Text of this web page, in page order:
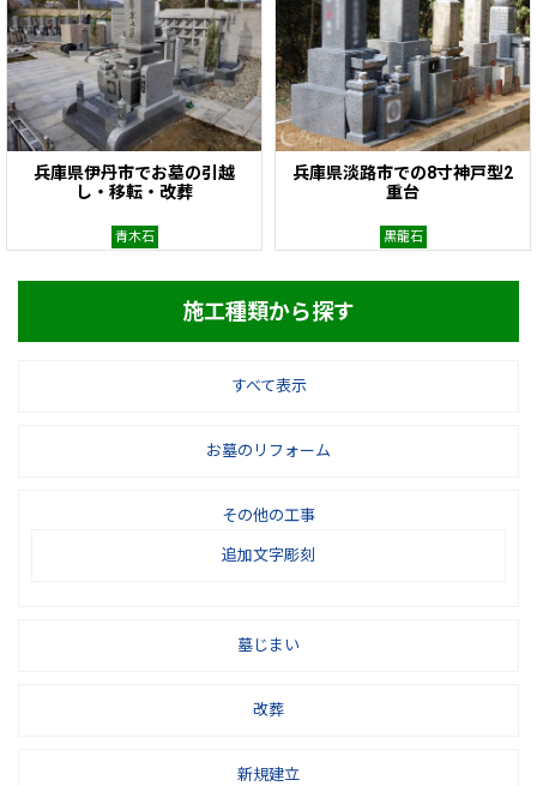
兵庫県伊丹市でお墓の引越
し・移転・改葬
青木石
兵庫県淡路市での8寸神戸型2
重台
黒龍石
施工種類から探す
すべて表示
お墓のリフォーム
その他の工事
追加文字彫刻
墓じまい
改葬
新規建立